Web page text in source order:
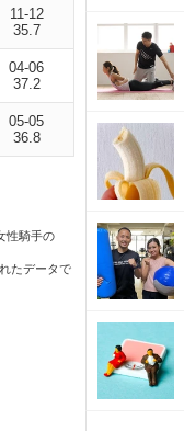
11-12
35.7
04-06
37.2
05-05
36.8
性騎手の
たデータで